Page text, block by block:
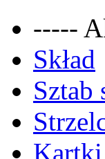
-----
Skład
Sztab
Kartki